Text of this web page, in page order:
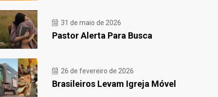
31 de maio de 2026
Pastor Alerta Para Busca
26 de fevereiro de 2026
Brasileiros Levam Igreja Móvel